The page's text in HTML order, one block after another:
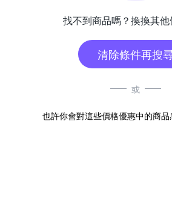
找不到商品嗎？換換其他
清除條件再搜
或
也許你會對這些價格優惠中的商品